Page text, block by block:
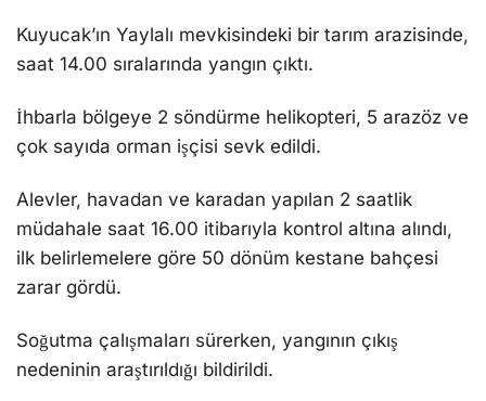
Kuyucak’ın Yaylalı mevkisindeki bir tarım arazisinde,
saat 14.00 sıralarında yangın çıktı.
İhbarla bölgeye 2 söndürme helikopteri, 5 arazöz ve
çok sayıda orman işçisi sevk edildi.
Alevler, havadan ve karadan yapılan 2 saatlik
müdahale saat 16.00 itibarıyla kontrol altına alındı,
ilk belirlemelere göre 50 dönüm kestane bahçesi
zarar gördü.
Soğutma çalışmaları sürerken, yangının çıkış
nedeninin araştırıldığı bildirildi.